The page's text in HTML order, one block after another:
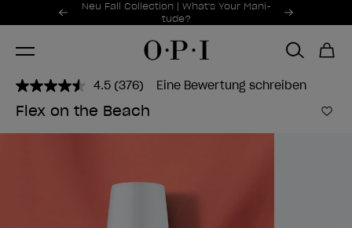
Sonderangebote
Neu Fall Collection | What's Your Mani-
tude?
Item 1 of 2
4.5 376
Bewertungen
lesen..
(376) Eine Bewertung schreiben
Flex on the Beach Zur